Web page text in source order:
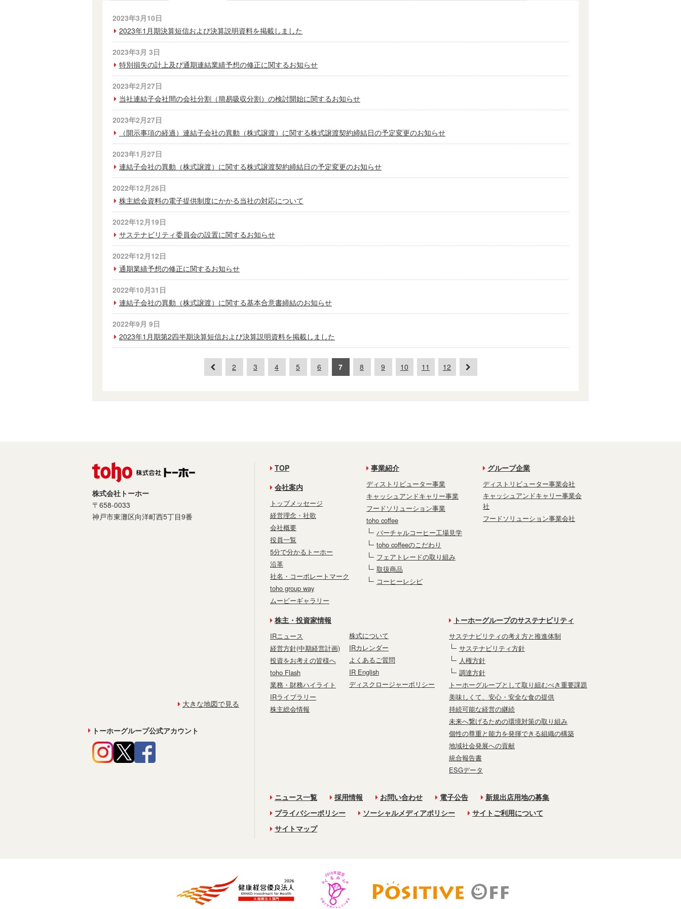
2023年3月10日
2023年1月期決算短信および決算説明資料を掲載しました
2023年3月 3日
特別損失の計上及び通期連結業績予想の修正に関するお知らせ
2023年2月27日
当社連結子会社間の会社分割（簡易吸収分割）の検討開始に関するお知らせ
2023年2月27日
（開示事項の経過）連結子会社の異動（株式譲渡）に関する株式譲渡契約締結日の予定変更のお知らせ
2023年1月27日
連結子会社の異動（株式譲渡）に関する株式譲渡契約締結日の予定変更のお知らせ
2022年12月26日
株主総会資料の電子提供制度にかかる当社の対応について
2022年12月19日
サステナビリティ委員会の設置に関するお知らせ
2022年12月12日
通期業績予想の修正に関するお知らせ
2022年10月31日
連結子会社の異動（株式譲渡）に関する基本合意書締結のお知らせ
2022年9月 9日
2023年1月期第2四半期決算短信および決算説明資料を掲載しました
2 3 4 5 6 7 8 9 10 11 12
株式会社トーホー
〒658-0033
神戸市東灘区向洋町西5丁目9番
大きな地図で見る
トーホーグループ公式アカウント
TOP
会社案内
トップメッセージ
経営理念・社歌
会社概要
役員一覧
5分で分かるトーホー
沿革
社名・コーポレートマーク
toho group way
ムービーギャラリー
事業紹介
ディストリビューター事業
キャッシュアンドキャリー事業
フードソリューション事業
toho coffee
バーチャルコーヒー工場見学
toho coffeeのこだわり
フェアトレードの取り組み
取扱商品
コーヒーレシピ
グループ企業
ディストリビューター事業会社
キャッシュアンドキャリー事業会
社
フードソリューション事業会社
株主・投資家情報
IRニュース
経営方針(中期経営計画)
投資をお考えの皆様へ
toho Flash
業務・財務ハイライト
IRライブラリー
株主総会情報
株式について
IRカレンダー
よくあるご質問
IR English
ディスクロージャーポリシー
トーホーグループのサステナビリティ
サステナビリティの考え方と推進体制
サステナビリティ方針
人権方針
調達方針
トーホーグループとして取り組むべき重要課題
美味しくて、安心・安全な食の提供
持続可能な経営の継続
未来へ繋げるための環境対策の取り組み
個性の尊重と能力を発揮できる組織の構築
地域社会発展への貢献
統合報告書
ESGデータ
ニュース一覧 採用情報 お問い合わせ 電子公告
新規出店用地の募集
プライバシーポリシー
ソーシャルメディアポリシー
サイトご利用について
サイトマップ